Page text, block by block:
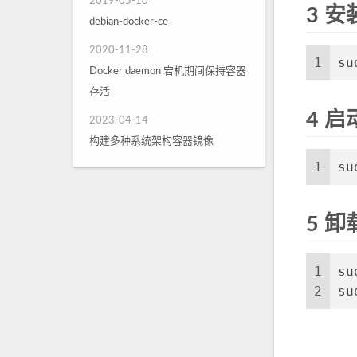
debian-docker-ce
2020-11-28
Docker daemon 宕机期间保持容器
存活
2023-04-14
构建多种系统架构容器镜像
3 安
1
4 启
1
5 卸
1
2